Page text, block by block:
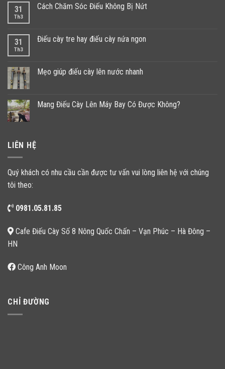
31
Th3
Cách Chăm Sóc Điếu Không Bị Nứt
31
Th3
Điếu cày tre hay điếu cày nứa ngon
Mẹo giúp điếu cày lên nước nhanh
Mang Điếu Cày Lên Máy Bay Có Được Không?
LIÊN HỆ
Quý khách có nhu cầu cần được tư vấn vui lòng liên hệ với chúng
tôi theo:
0981.05.81.85
Cafe Điếu Cày Số 8 Nông Quốc Chấn – Vạn Phúc – Hà Đông –
HN
Công Anh Moon
CHỈ ĐƯỜNG